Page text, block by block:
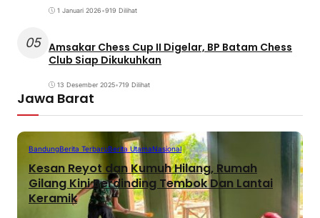
1 Januari 2026•919 Dilihat
05 Amsakar Chess Cup II Digelar, BP Batam Chess
Club Siap Dikukuhkan
13 Desember 2025•719 Dilihat
Jawa Barat
BandungBerita TerbaruBerita UtamaNasional
Kesan Reyot dan Kumuh Hilang, Rumah
Gilang Kini Berdinding Tembok Dan Lantai
Keramik